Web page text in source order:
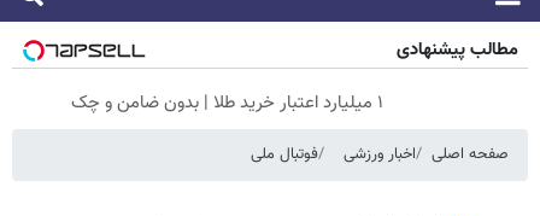
مطالب پیشنهادی
۱ میلیارد اعتبار خرید طلا | بدون ضامن و چک
صفحه اصلی اخبار ورزشی فوتبال ملی